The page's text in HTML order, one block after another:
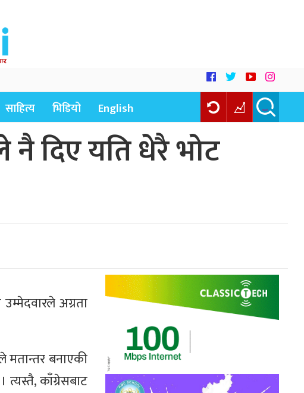
साहित्य भिडियो English
नै दिए यति धेरै भोट
अग्रता
मतान्तर बनाएकी
काँग्रेसबाट